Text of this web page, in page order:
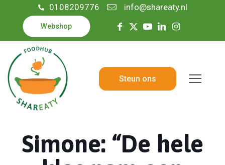
0108209776 info@shareaty.nl
Webshop
Steun ons
Simone: “De hele